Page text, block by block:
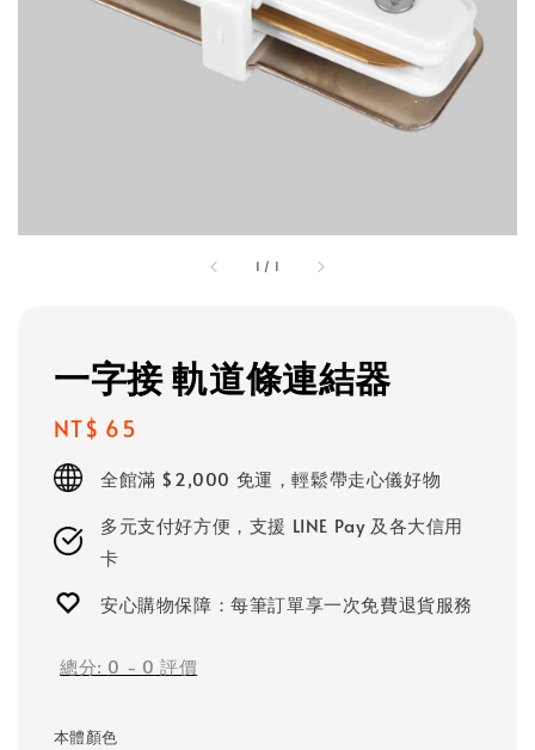
1 / 1
一字接 軌道條連結器
Regular
price
NT$ 65
全館滿 $2,000 免運，輕鬆帶走心儀好物
多元支付好方便，支援 LINE Pay 及各大信用
卡
安心購物保障：每筆訂單享一次免費退貨服務
總分: 0 - 0 評價
本體顏色